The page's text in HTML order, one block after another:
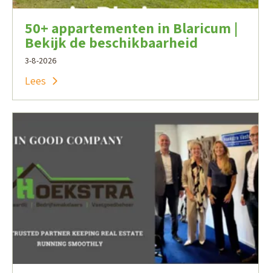
50+ appartementen in Blaricum |
Bekijk de beschikbaarheid
3-8-2026
Lees